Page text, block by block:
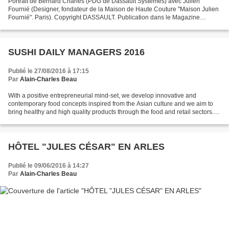
Fournié (Designer, fondateur de la Maison de Haute Couture "Maison Julien
Fournié". Paris). Copyright DASSAULT. Publication dans le Magazine
SUSHI DAILY MANAGERS 2016
Publié le 27/08/2016 à 17:15
Par Alain-Charles Beau
With a positive entrepreneurial mind-set, we develop innovative and
contemporary food concepts inspired from the Asian culture and we aim to
bring healthy and high quality products through the food and retail sectors.
HÔTEL "JULES CÉSAR" EN ARLES
Publié le 09/06/2016 à 14:27
Par Alain-Charles Beau